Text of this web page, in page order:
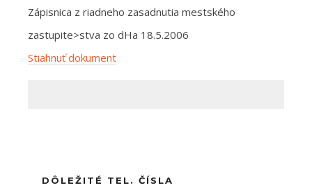
Zápisnica z riadneho zasadnutia mestského
zastupite>stva zo dHa 18.5.2006
Stiahnuť dokument
DÔLEŽITÉ TEL. ČÍSLA